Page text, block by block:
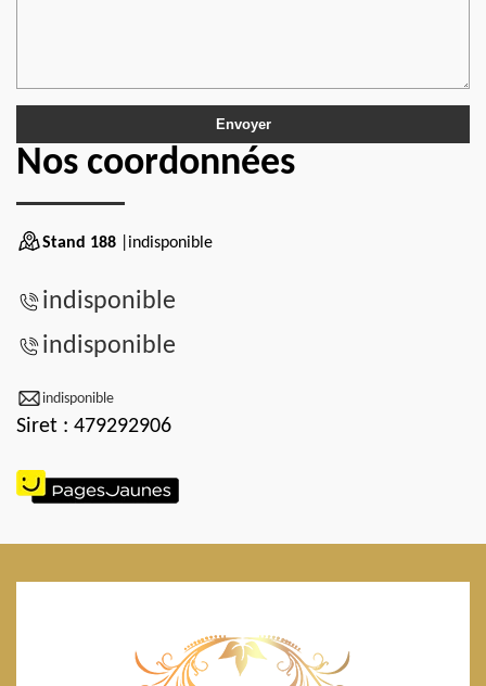
Nos coordonnées
Stand 188 |indisponible
indisponible
indisponible
indisponible
Siret : 479292906